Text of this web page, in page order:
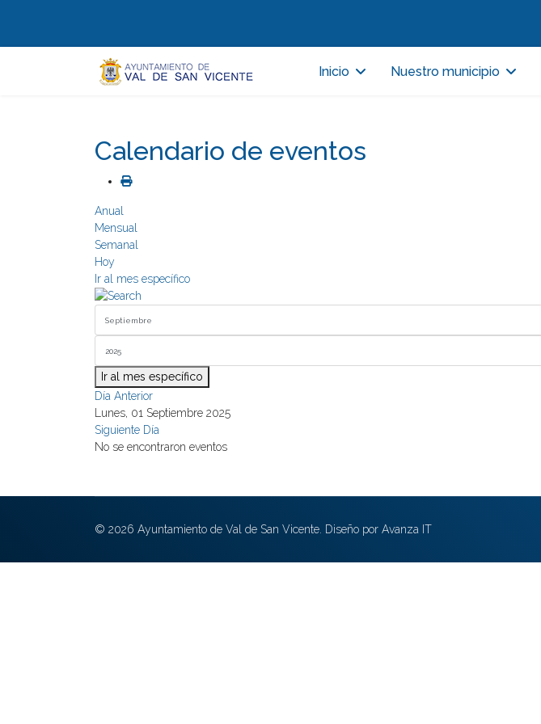
Inicio Nuestro municipio
Calendario de eventos
Anual
Mensual
Semanal
Hoy
Ir al mes específico
Ir al mes específico
Día Anterior
Lunes, 01 Septiembre 2025
Siguiente Día
No se encontraron eventos
© 2026 Ayuntamiento de Val de San Vicente. Diseño por Avanza IT